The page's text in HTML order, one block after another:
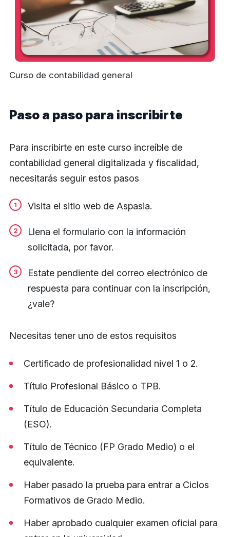
Curso de contabilidad general
Paso a paso para inscribirte
Para inscribirte en este curso increíble de
contabilidad general digitalizada y fiscalidad,
necesitarás seguir estos pasos
Visita el sitio web de Aspasia.
Llena el formulario con la información
solicitada, por favor.
Estate pendiente del correo electrónico de
respuesta para continuar con la inscripción,
¿vale?
Necesitas tener uno de estos requisitos
Certificado de profesionalidad nivel 1 o 2.
Título Profesional Básico o TPB.
Título de Educación Secundaria Completa
(ESO).
Título de Técnico (FP Grado Medio) o el
equivalente.
Haber pasado la prueba para entrar a Ciclos
Formativos de Grado Medio.
Haber aprobado cualquier examen oficial para